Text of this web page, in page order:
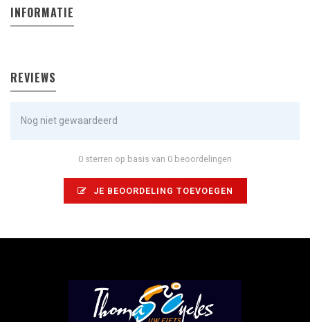
INFORMATIE
REVIEWS
Nog niet gewaardeerd
0 sterren op basis van 0 beoordelingen
JE BEOORDELING TOEVOEGEN